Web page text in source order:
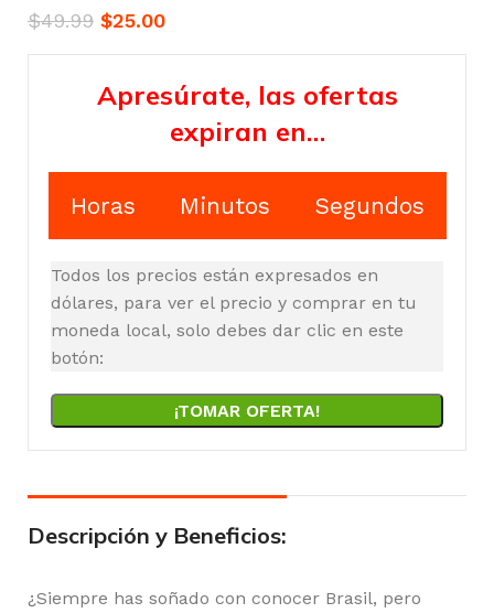
$49.99 $25.00
Apresúrate, las ofertas
expiran en…
Horas Minutos Segundos
Todos los precios están expresados en
dólares, para ver el precio y comprar en tu
moneda local, solo debes dar clic en este
botón:
¡TOMAR OFERTA!
Descripción y Beneficios:
¿Siempre has soñado con conocer Brasil, pero